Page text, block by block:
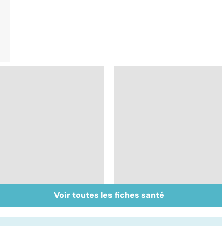
Inflammation des
amygdales : que faire
Suicide : prévenir le
passage à l'acte
Voir toutes les fiches santé